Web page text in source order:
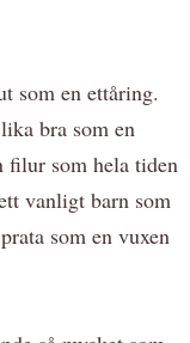
som en ettåring.
bra som en
filur som hela tiden
vanligt barn som
som en vuxen